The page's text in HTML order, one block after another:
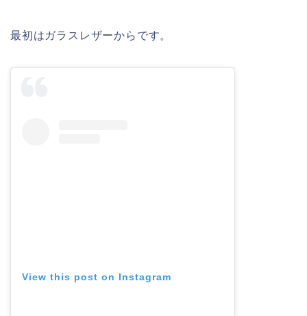
最初はガラスレザーからです。
View this post on Instagram